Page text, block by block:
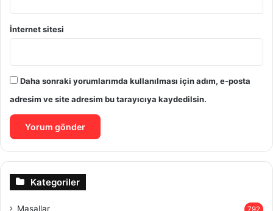
İnternet sitesi
Daha sonraki yorumlarımda kullanılması için adım, e-posta
adresim ve site adresim bu tarayıcıya kaydedilsin.
Kategoriler
Masallar 792